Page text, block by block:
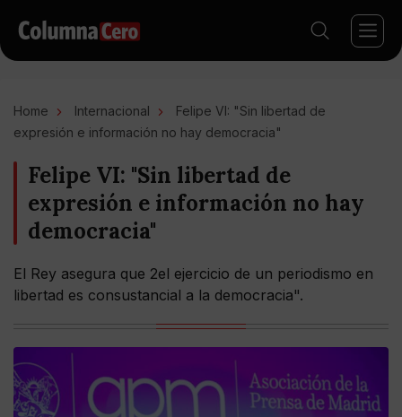
Home Internacional
Felipe VI: "Sin libertad de
expresión e información no hay democracia"
Felipe VI: "Sin libertad de
expresión e información no hay
democracia"
El Rey asegura que 2el ejercicio de un periodismo en
libertad es consustancial a la democracia".